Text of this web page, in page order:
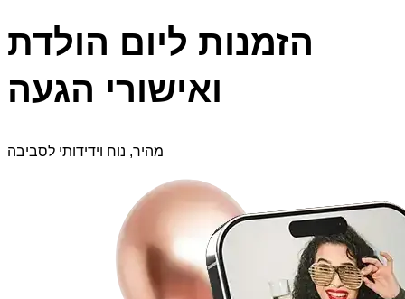
הזמנות ליום הולדת
ואישורי הגעה
מהיר, נוח וידידותי לסביבה